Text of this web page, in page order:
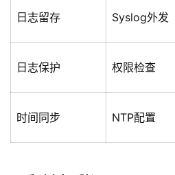
日志留存 Syslog外发
日志保护 权限检查
时间同步 NTP配置